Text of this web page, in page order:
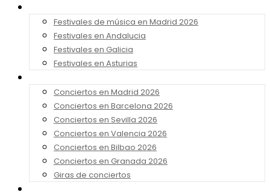
Festivales de música en Madrid 2026
Festivales en Andalucia
Festivales en Galicia
Festivales en Asturias
Conciertos en Madrid 2026
Conciertos en Barcelona 2026
Conciertos en Sevilla 2026
Conciertos en Valencia 2026
Conciertos en Bilbao 2026
Conciertos en Granada 2026
Giras de conciertos